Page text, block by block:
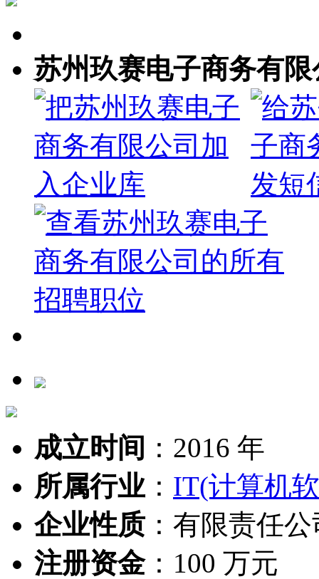
苏州玖赛电子商务有限
成立时间 ： 2016 年
所属行业： IT(计算机
企业性质： 有限责任公
注册资金： 100 万元